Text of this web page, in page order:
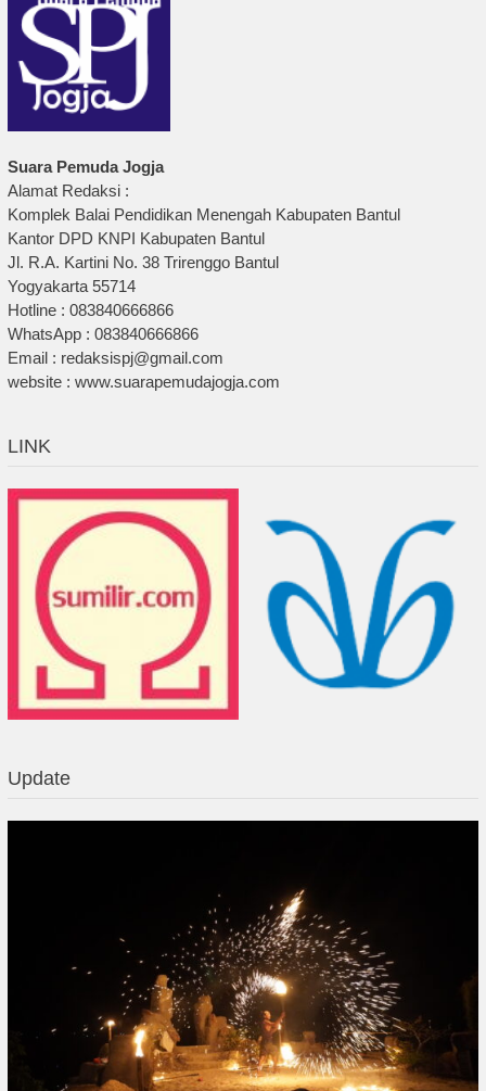
Suara Pemuda Jogja
Alamat Redaksi :
Komplek Balai Pendidikan Menengah Kabupaten Bantul
Kantor DPD KNPI Kabupaten Bantul
Jl. R.A. Kartini No. 38 Trirenggo Bantul
Yogyakarta 55714
Hotline : 083840666866
WhatsApp : 083840666866
Email : redaksispj@gmail.com
website : www.suarapemudajogja.com
LINK
Update